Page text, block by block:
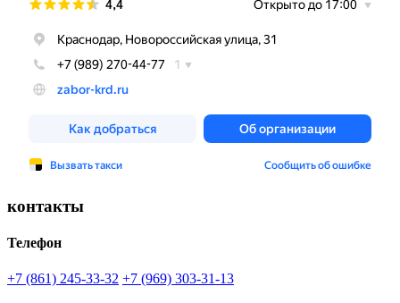
контакты
Телефон
+7 (861) 245-33-32 +7 (969) 303-31-13